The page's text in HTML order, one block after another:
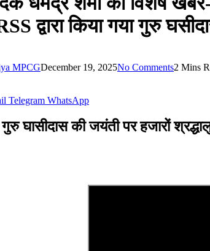
द्वारा किया गया गुरु
MPCGDecember 19, 2025No Comments2 Mins
Telegram WhatsApp
गुरु घासीदास की जयंती पर हजारों